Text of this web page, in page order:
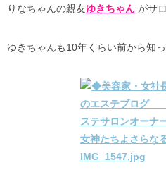
りなちゃんの親友ゆきちゃん がサ
ゆきちゃんも10年くらい前から知っ